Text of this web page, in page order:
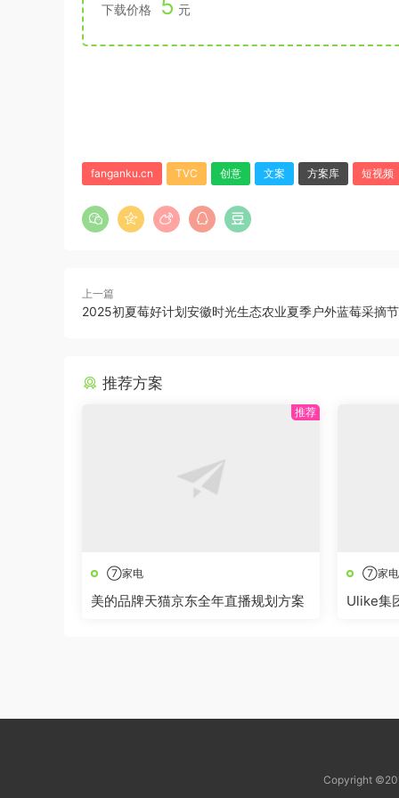
下载价格 元
fanganku.cn TVC 创意 文案 方案库 短视频
上一篇
2025初夏莓好计划安徽时光生态农业夏季户外蓝莓采摘
推荐方案
⑦家电
美的品牌天猫京东全年直播规划方案
⑦家电
Ulike集
Copyright